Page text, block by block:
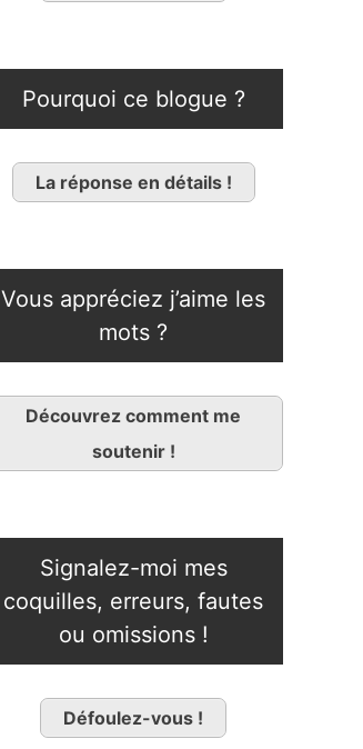
Pourquoi ce blogue ?
La réponse en détails !
Vous appréciez j’aime les
mots ?
Découvrez comment me
soutenir !
Signalez-moi mes
coquilles, erreurs, fautes
ou omissions !
Défoulez-vous !